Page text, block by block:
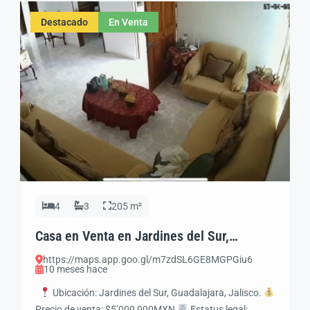
Cochera: 2 autos Antigüedad: 1 años
Sala, comedor, cocina integral con […]
Destacado En Venta
4 3 205 m²
Casa en Venta en Jardines del Sur,
Guadalajara | Amplios Espacios y
Excelente Ubicación
https://maps.app.goo.gl/m7zdSL6GE8MGPGiu6
10 meses hace
Ubicación: Jardines del Sur, Guadalajara, Jalisco.